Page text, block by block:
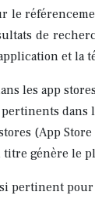
le
de
et la
les app
pertinents
(App Store
génère le